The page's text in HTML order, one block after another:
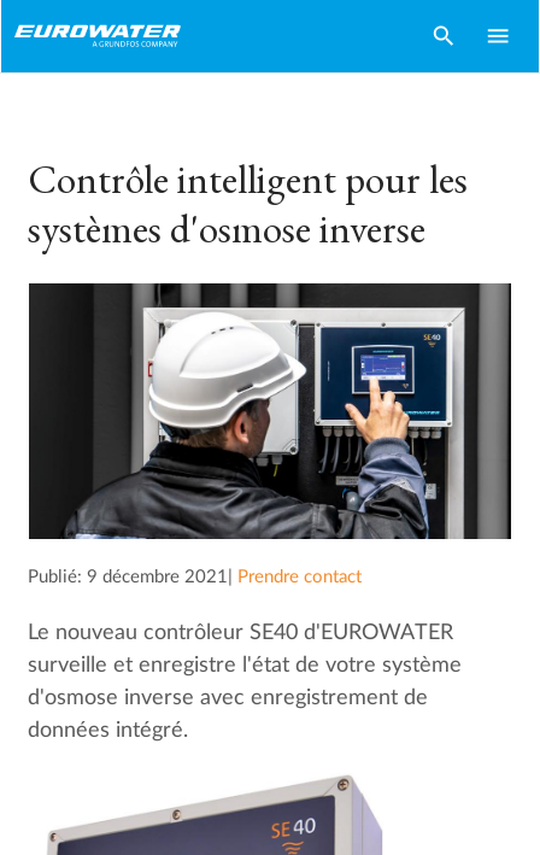
search menu
Contrôle intelligent pour les
systèmes d'osmose inverse
Publié: 9 décembre 2021| Prendre contact
Le nouveau contrôleur SE40 d'EUROWATER
surveille et enregistre l'état de votre système
d'osmose inverse avec enregistrement de
données intégré.